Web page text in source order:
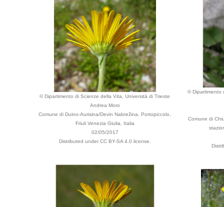
© Dipartimento di Scienze della Vita, Università di Trieste
Andrea Moro
Comune di Duino-Aurisina/Devin Nabrežina, Portopiccolo,
Friuli Venezia Giulia, Italia
02/05/2017
Distributed under CC BY-SA 4.0 license.
© Dipartimento
Comune di